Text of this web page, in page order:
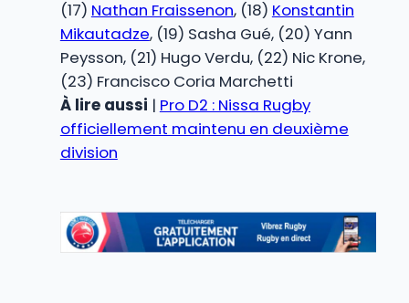
(17) Nathan Fraissenon, (18) Konstantin
Mikautadze, (19) Sasha Gué, (20) Yann
Peysson, (21) Hugo Verdu, (22) Nic Krone,
(23) Francisco Coria Marchetti
À lire aussi | Pro D2 : Nissa Rugby
officiellement maintenu en deuxième
division